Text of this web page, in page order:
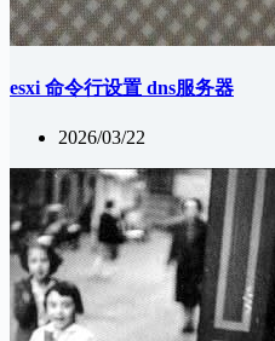
esxi 命令行设置 dns服务器
2026/03/22